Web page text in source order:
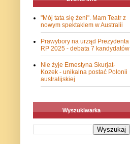
"Mój tata się żeni". Mam Teatr z
nowym spektaklem w Australii
Prawybory na urząd Prezydenta
RP 2025 - debata 7 kandydatów
Nie żyje Ernestyna Skurjat-
Kozek - unikalna postać Polonii
australijskiej
Wyszukiwarka